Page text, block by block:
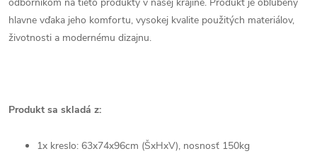
hlavne vďaka jeho komfortu, vysokej kvalite použitých materiálov,
životnosti a modernému dizajnu.
Produkt sa skladá z:
1x kreslo: 63x74x96cm (ŠxHxV), nosnosť 150kg